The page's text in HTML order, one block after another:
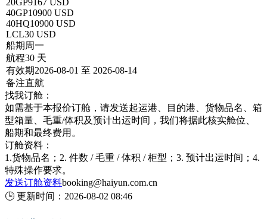
20GP9167 USD
40GP10900 USD
40HQ10900 USD
LCL30 USD
船期 周一
航程30 天
有效期2026-08-01 至 2026-08-14
备注直航
找我订舱：
如需基于本报价订舱，请发送起运港、目的港、货物品名、箱
型箱量、毛重/体积及预计出运时间，我们将据此核实舱位、
船期和最终费用。
订舱资料：
1.货物品名；2. 件数 / 毛重 / 体积 / 柜型；3. 预计出运时间；4.
特殊操作要求。
发送订舱资料booking@haiyun.com.cn
🕒 更新时间： 2026-08-02 08:46